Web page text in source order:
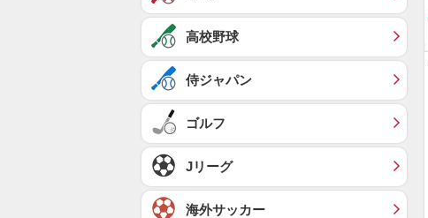
高校野球
侍ジャパン
ゴルフ
Jリーグ
海外サッカー